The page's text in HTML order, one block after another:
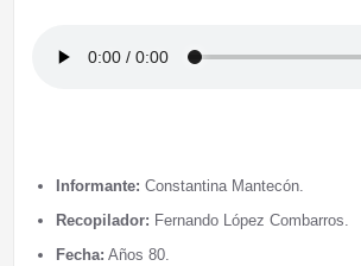
Informante: Constantina Mantecón.
Recopilador: Fernando López Combarros.
Fecha: Años 80.